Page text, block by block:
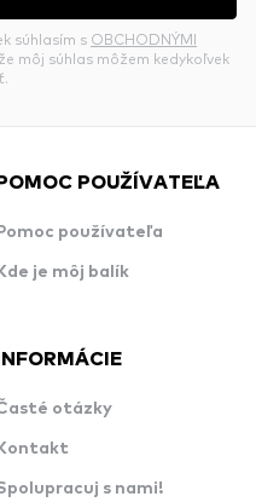
súhlasím s OBCHODNÝMI
môj súhlas môžem kedykoľvek
POUŽÍVATEĽA
Pomoc používateľa
Kde je môj balík
otázky
Kontakt
s nami!